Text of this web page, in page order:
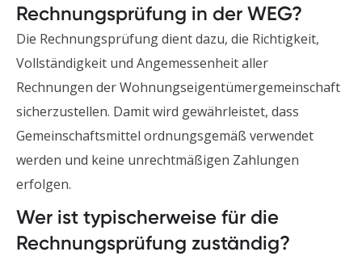
Rechnungsprüfung in der WEG?
Die Rechnungsprüfung dient dazu, die Richtigkeit,
Vollständigkeit und Angemessenheit aller
Rechnungen der Wohnungseigentümergemeinschaft
sicherzustellen. Damit wird gewährleistet, dass
Gemeinschaftsmittel ordnungsgemäß verwendet
werden und keine unrechtmäßigen Zahlungen
erfolgen.
Wer ist typischerweise für die
Rechnungsprüfung zuständig?